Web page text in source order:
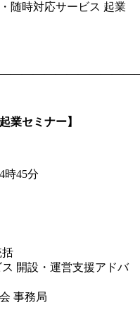
随時対応サービス 起業
業セミナー】
時45分
括
開設・運営支援アドバ
事務局